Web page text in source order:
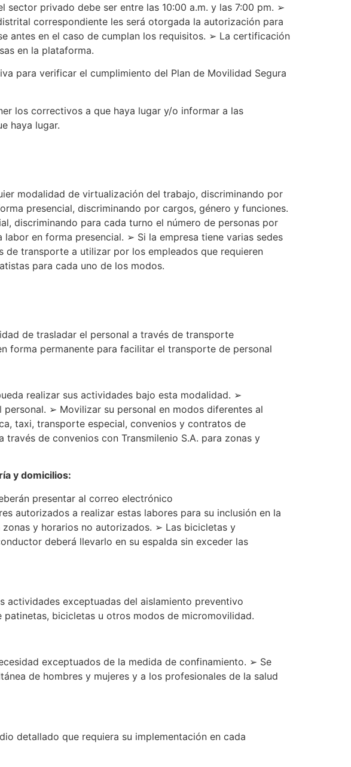
privado debe ser entre las 10:00 a.m. y las 7:00 pm. ➢
correspondiente les será otorgada la autorización para
antes en el caso de cumplan los requisitos. ➢ La certificación
en la plataforma.
para verificar el cumplimiento del Plan de Movilidad Segura
los correctivos a que haya lugar y/o informar a las
haya lugar.
modalidad de virtualización del trabajo, discriminando por
presencial, discriminando por cargos, género y funciones.
discriminando para cada turno el número de personas por
en forma presencial. ➢ Si la empresa tiene varias sedes
transporte a utilizar por los empleados que requieren
para cada uno de los modos.
de trasladar el personal a través de transporte
forma permanente para facilitar el transporte de personal
realizar sus actividades bajo esta modalidad. ➢
➢ Movilizar su personal en modos diferentes al
taxi, transporte especial, convenios y contratos de
de convenios con Transmilenio S.A. para zonas y
y domicilios:
presentar al correo electrónico
autorizados a realizar estas labores para su inclusión en la
y horarios no autorizados. ➢ Las bicicletas y
deberá llevarlo en su espalda sin exceder las
actividades exceptuadas del aislamiento preventivo
bicicletas u otros modos de micromovilidad.
exceptuados de la medida de confinamiento. ➢ Se
de hombres y mujeres y a los profesionales de la salud
detallado que requiera su implementación en cada